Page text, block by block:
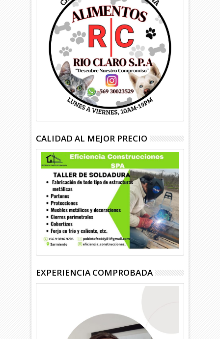
CALIDAD AL MEJOR PRECIO
EXPERIENCIA COMPROBADA